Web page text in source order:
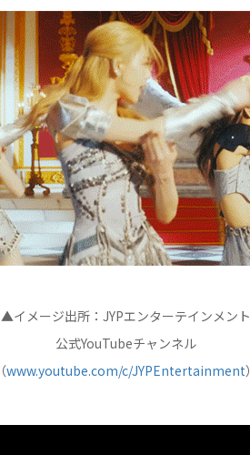
▲イメージ出所：JYPエンターテインメント
公式YouTubeチャンネル
（www.youtube.com/c/JYPEntertainment）